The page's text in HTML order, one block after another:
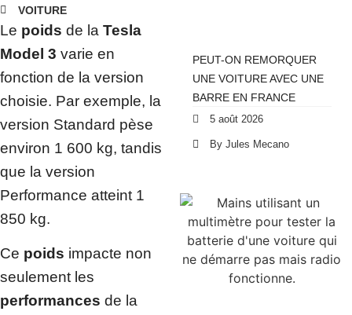
VOITURE
Le poids de la Tesla
Model 3 varie en
fonction de la version
choisie. Par exemple, la
version Standard pèse
environ 1 600 kg, tandis
que la version
Performance atteint 1
850 kg.
Ce poids impacte non
seulement les
performances de la
PEUT-ON REMORQUER
UNE VOITURE AVEC UNE
BARRE EN FRANCE
5 août 2026
By Jules Mecano